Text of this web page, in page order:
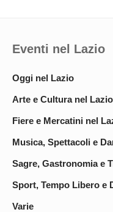
Eventi nel Lazio
Oggi nel Lazio
Arte e Cultura nel Lazio
Fiere e Mercatini nel
Musica, Spettacoli e
Sagre, Gastronomia e
Sport, Tempo Libero e
Varie